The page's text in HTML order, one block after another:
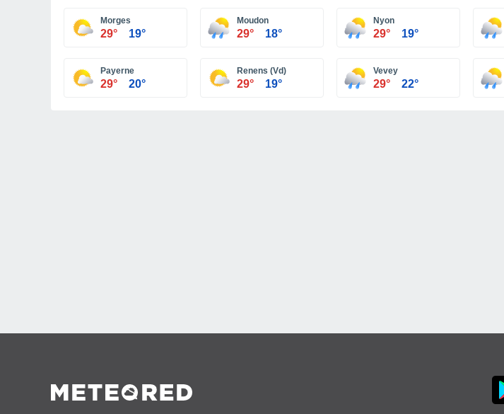
Morges
29° 19°
Moudon
29° 18°
Nyon
29° 19°
Payerne
29° 20°
Renens (Vd)
29° 19°
Vevey
29° 22°